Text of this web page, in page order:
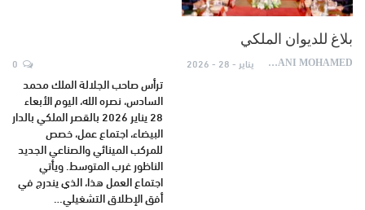
بلاغ للديوان الملكي
AYDANI MOHAMED يناير - 28 - 2026
ترأس صاحب الجلالة الملك محمد
السادس، نصره الله، اليوم الأبعاء
28 يناير 2026 بالقصر الملكي بالدار
البيضاء، اجتماع عمل، خصص
للمركب المينائي والصناعي الجديد
الناظور غرب المتوسط. ويأتي
اجتماع العمل هذا، الذي يندرج في
أفق الإطلاق التشغيلي…